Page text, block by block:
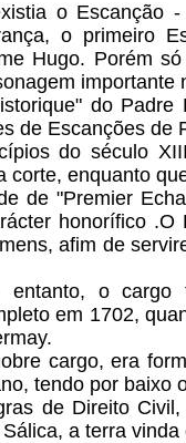
o Escanção
o primeiro
Hugo. Porém
importante
do
de Escanções de
do século
corte, enquanto
de "Premier
honorífico .O
afim de
entanto, o
em 1702,
cargo, era
tendo por baixo
de Direito
a terra